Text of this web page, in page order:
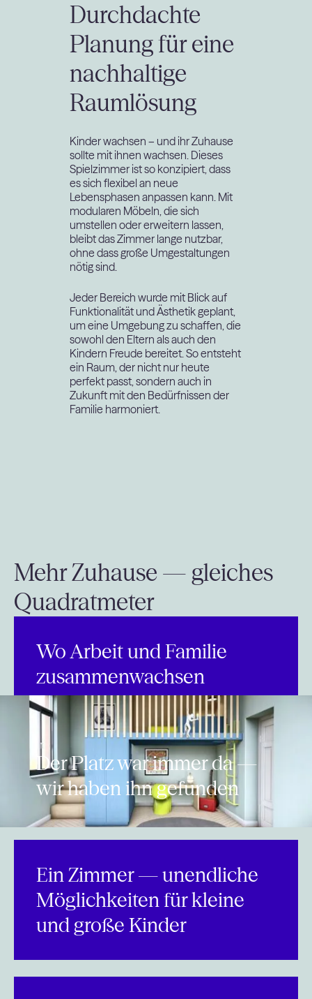
Durchdachte
Planung für eine
nachhaltige
Raumlösung
Kinder wachsen – und ihr Zuhause
sollte mit ihnen wachsen. Dieses
Spielzimmer ist so konzipiert, dass
es sich flexibel an neue
Lebensphasen anpassen kann. Mit
modularen Möbeln, die sich
umstellen oder erweitern lassen,
bleibt das Zimmer lange nutzbar,
ohne dass große Umgestaltungen
nötig sind.
Jeder Bereich wurde mit Blick auf
Funktionalität und Ästhetik geplant,
um eine Umgebung zu schaffen, die
sowohl den Eltern als auch den
Kindern Freude bereitet. So entsteht
ein Raum, der nicht nur heute
perfekt passt, sondern auch in
Zukunft mit den Bedürfnissen der
Familie harmoniert.
Mehr Zuhause — gleiches
Quadratmeter
Wo Arbeit und Familie
zusammenwachsen
Der Platz war immer da —
wir haben ihn gefunden
Ein Zimmer — unendliche
Möglichkeiten für kleine
und große Kinder